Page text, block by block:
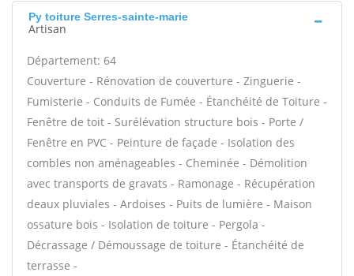
Py toiture Serres-sainte-marie
Artisan
Département: 64
Couverture - Rénovation de couverture - Zinguerie -
Fumisterie - Conduits de Fumée - Étanchéité de Toiture -
Fenêtre de toit - Surélévation structure bois - Porte /
Fenêtre en PVC - Peinture de façade - Isolation des
combles non aménageables - Cheminée - Démolition
avec transports de gravats - Ramonage - Récupération
deaux pluviales - Ardoises - Puits de lumière - Maison
ossature bois - Isolation de toiture - Pergola -
Décrassage / Démoussage de toiture - Étanchéité de
terrasse -